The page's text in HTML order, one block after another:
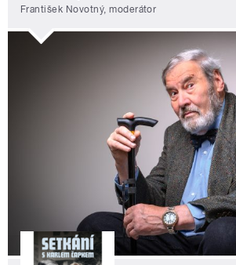
František Novotný, moderátor